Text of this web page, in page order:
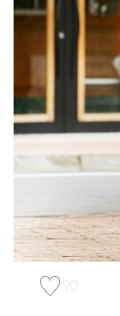
90